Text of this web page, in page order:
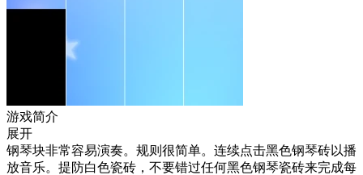
游戏简介
展开
钢琴块非常容易演奏。规则很简单。连续点击黑色钢琴砖以播
放音乐。提防白色瓷砖，不要错过任何黑色钢琴瓷砖来完成每